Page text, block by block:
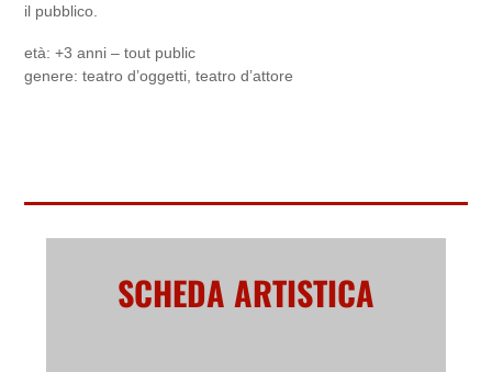
il pubblico.
età: +3 anni – tout public
genere: teatro d’oggetti, teatro d’attore
SCHEDA ARTISTICA